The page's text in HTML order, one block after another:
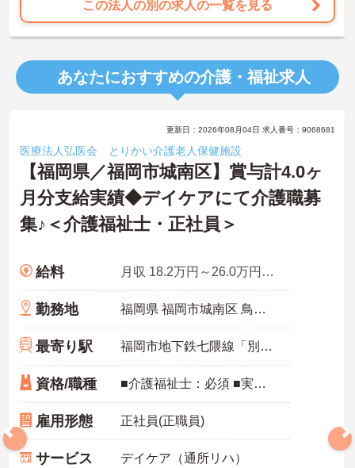
この法人の別の求人の一覧を見る
あなたにおすすめの介護・福祉求人
更新日：2026年08月04日 求人番号：9068681
医療法人弘医会 とりかい介護老人保健施設
【福岡県／福岡市城南区】賞与計4.0ヶ
月分支給実績◆デイケアにて介護職募
集♪＜介護福祉士・正社員＞
給料 月収 18.2万円～26.0万円程度 ※諸手当込み
勤務地 福岡県 福岡市城南区 鳥飼6‐3‐7
最寄り駅 福岡市地下鉄七隈線「別府(福岡)駅」徒歩5分
資格/職種 ■介護福祉士：必須 ■実務経験：必須 ■普通自動車運転免許：必須
雇用形態 正社員(正職員)
サービス デイケア（通所リハ）